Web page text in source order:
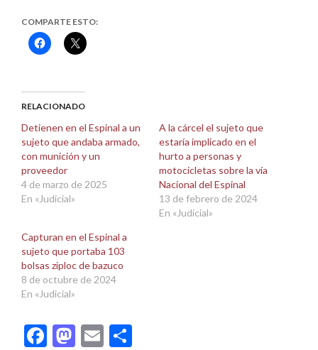
COMPARTE ESTO:
Haz
clic
(Se
abre
una
ventana
nueva)
Haz
clic
(Se
abre
una
ventana
nueva)
RELACIONADO
Detienen en el Espinal a un
sujeto que andaba armado,
con munición y un
proveedor
4 de marzo de 2025
En «Judicial»
A la cárcel el sujeto que
estaría implicado en el
hurto a personas y
motocicletas sobre la vía
Nacional del Espinal
13 de febrero de 2024
En «Judicial»
Capturan en el Espinal a
sujeto que portaba 103
bolsas ziploc de bazuco
8 de octubre de 2024
En «Judicial»
Facebook
Mastodon
Email